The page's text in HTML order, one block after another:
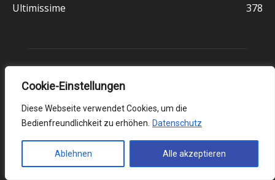
Cookie-Einstellungen
Diese Webseite verwendet Cookies, um die
Bedienfreundlichkeit zu erhöhen.
Datenschutz
Ablehnen Alle akzeptieren
Ultimissime
378
Chi siamo
Il Corriere d’Italia è un giornale presente dal 1951 in Germania,